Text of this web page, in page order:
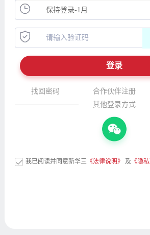
找回密码 合作伙伴注册
其他登录方式
我已阅读并同意新华三《法律说明》 及 《隐